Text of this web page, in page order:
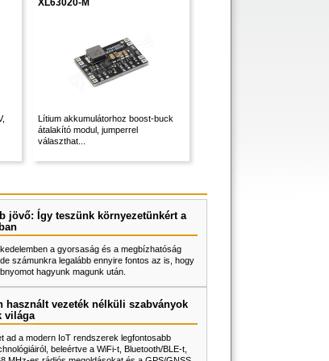
XL63020-M
Lítium akkumulátorhoz boost-buck
átalakító modul, jumperrel
választhat...
jövő: Így teszünk környezetünkért a
a gyorsaság és a megbízhatóság
számunkra legalább ennyire fontos az is, hogy
hagyunk magunk után.
használt vezeték nélküli szabványok
világa
ad a modern IoT rendszerek legfontosabb
beleértve a WiFi-t, Bluetooth/BLE-t,